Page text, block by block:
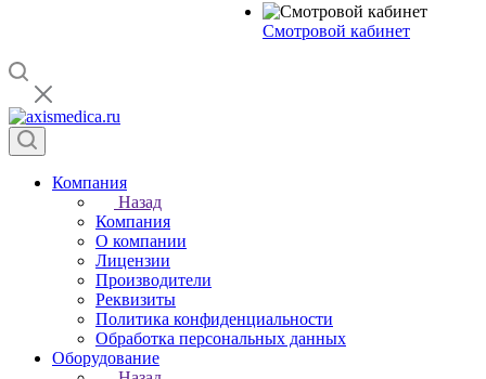
Смотровой кабинет
Компания
Назад
Компания
О компании
Лицензии
Производители
Реквизиты
Политика конфиденциальности
Обработка персональных данных
Оборудование